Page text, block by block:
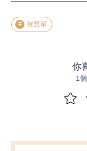
智慧單
你
1